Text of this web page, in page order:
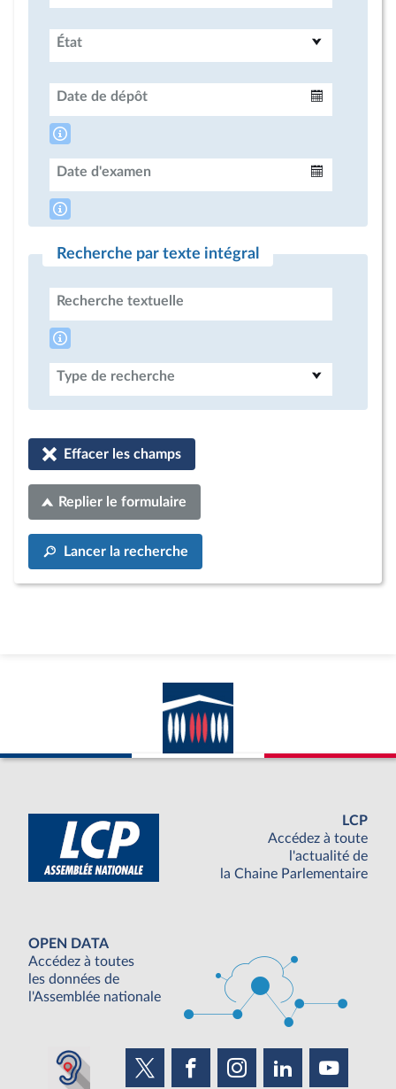
État
Date de dépôt
Date d'examen
Recherche par texte intégral
Recherche textuelle
Type de recherche
Effacer les champs
Replier le formulaire
Lancer la recherche
LCP
Accédez à toute
l'actualité de
la Chaine Parlementaire
OPEN DATA
Accédez à toutes
les données de
l'Assemblée nationale